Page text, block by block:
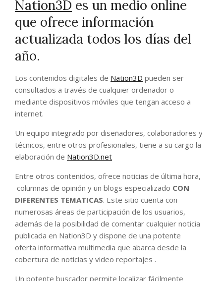
Nation3D es un medio online
que ofrece información
actualizada todos los días del
año.
Los contenidos digitales de Nation3D pueden ser
consultados a través de cualquier ordenador o
mediante dispositivos móviles que tengan acceso a
internet.
Un equipo integrado por diseñadores, colaboradores y
técnicos, entre otros profesionales, tiene a su cargo la
elaboración de Nation3D.net
Entre otros contenidos, ofrece noticias de última hora,
columnas de opinión y un blogs especializado CON
DIFERENTES TEMATICAS. Este sitio cuenta con
numerosas áreas de participación de los usuarios,
además de la posibilidad de comentar cualquier noticia
publicada en Nation3D y dispone de una potente
oferta informativa multimedia que abarca desde la
cobertura de noticias y video reportajes .
Un potente buscador permite localizar fácilmente